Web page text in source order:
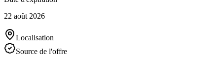
22 août 2026
Localisation
Source de l'offre